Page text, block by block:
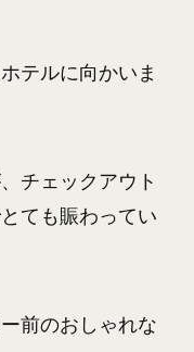
テルに向かいま
チェックアウト
ても賑わってい
前のおしゃれな